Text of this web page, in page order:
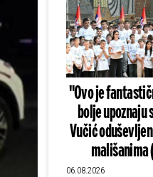
"Ovo je
bolje upoznaju
Vučić
mališanima
06.08.2026